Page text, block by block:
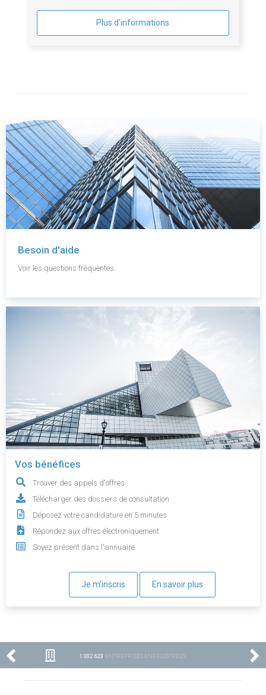
Plus d'informations
Besoin d'aide
Voir les questions fréquentes.
Vos bénéfices
Trouver des appels d'offres
Télécharger des dossiers de consultation
Déposez votre candidature en 5 minutes
Répondez aux offres électroniquement
Soyez présent dans l'annuaire
Je m'inscris En savoir plus
1 002 623 ENTREPRISES ENREGISTRÉES